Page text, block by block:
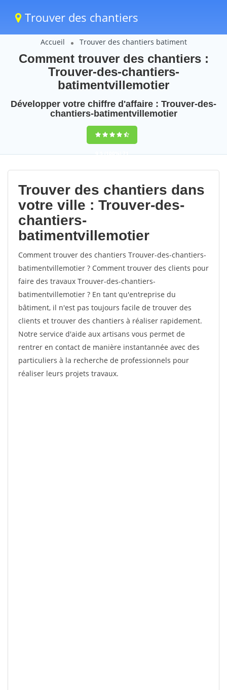
Trouver des chantiers
Accueil Trouver des chantiers batiment
Comment trouver des chantiers :
Trouver-des-chantiers-
batimentvillemotier
Développer votre chiffre d'affaire : Trouver-des-
chantiers-batimentvillemotier
9,5(100%)71
votes
Trouver des chantiers dans
votre ville : Trouver-des-
chantiers-
batimentvillemotier
Comment trouver des chantiers Trouver-des-chantiers-
batimentvillemotier ? Comment trouver des clients pour
faire des travaux Trouver-des-chantiers-
batimentvillemotier ? En tant qu'entreprise du
bâtiment, il n'est pas toujours facile de trouver des
clients et trouver des chantiers à réaliser rapidement.
Notre service d'aide aux artisans vous permet de
rentrer en contact de manière instantannée avec des
particuliers à la recherche de professionnels pour
réaliser leurs projets travaux.